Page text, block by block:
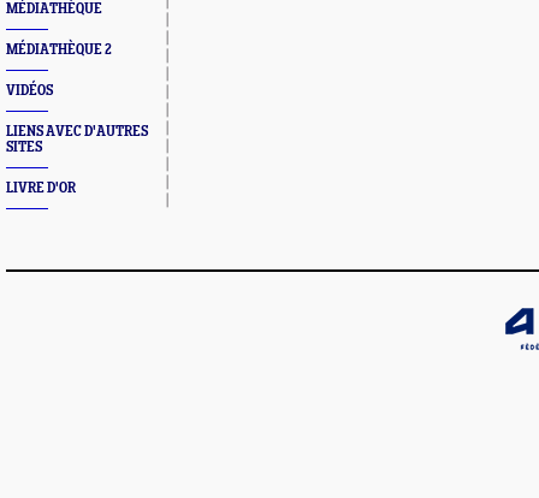
MÉDIATHÈQUE
MÉDIATHÈQUE 2
VIDÉOS
LIENS AVEC D'AUTRES
SITES
LIVRE D'OR